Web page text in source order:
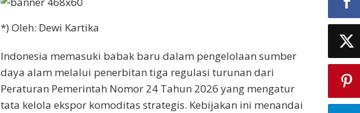
*) Oleh: Dewi Kartika
Indonesia memasuki babak baru dalam pengelolaan sumber
daya alam melalui penerbitan tiga regulasi turunan dari
Peraturan Pemerintah Nomor 24 Tahun 2026 yang mengatur
tata kelola ekspor komoditas strategis. Kebijakan ini menandai